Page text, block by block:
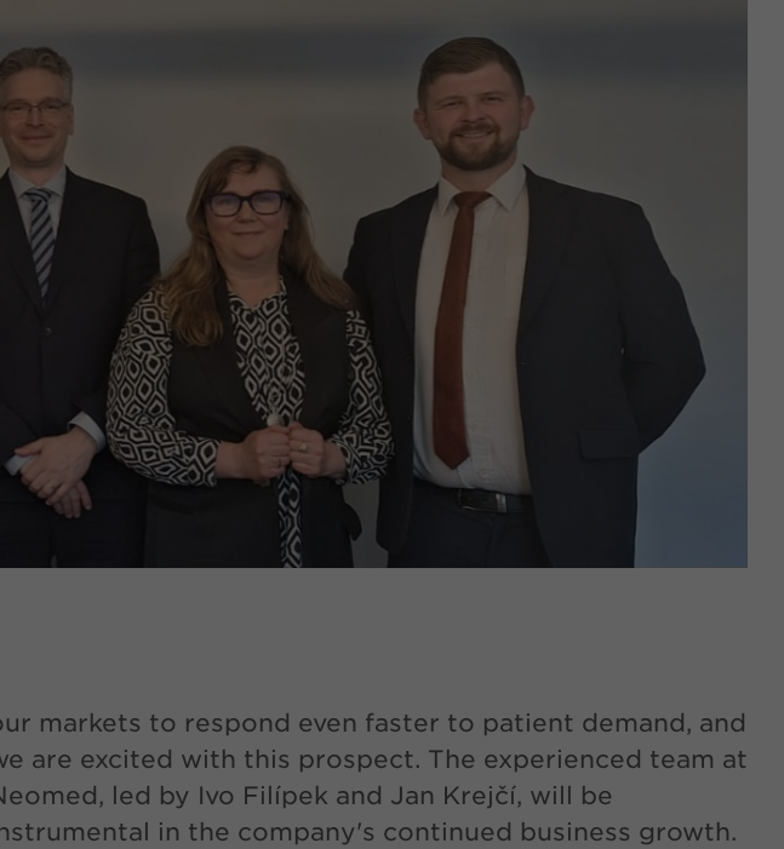
markets to respond even faster to patient demand, and
are excited with this prospect. The experienced team at
led by Ivo Filípek and Jan Krejčí, will be
in the company's continued business growth.